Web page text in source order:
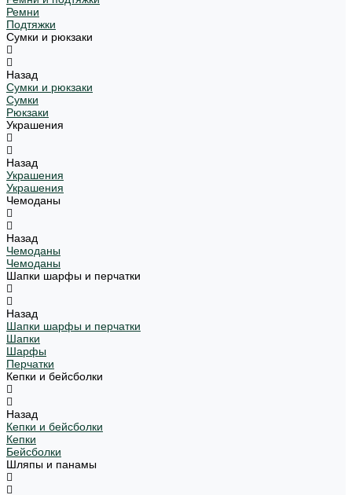
Ремни
Подтяжки
Сумки и рюкзаки
Назад
Сумки и рюкзаки
Сумки
Рюкзаки
Украшения
Назад
Украшения
Украшения
Чемоданы
Назад
Чемоданы
Чемоданы
Шапки шарфы и перчатки
Назад
Шапки шарфы и перчатки
Шапки
Шарфы
Перчатки
Кепки и бейсболки
Назад
Кепки и бейсболки
Кепки
Бейсболки
Шляпы и панамы